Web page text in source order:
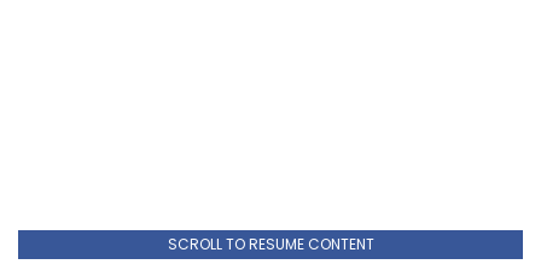
SCROLL TO RESUME CONTENT